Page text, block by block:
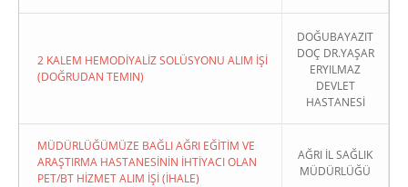
2 KALEM HEMODİYALİZ SOLÜSYONU ALIM İŞİ
(DOĞRUDAN TEMIN)
DOĞUBAYAZIT
DOÇ DR.YAŞAR
ERYILMAZ
DEVLET
HASTANESİ
MÜDÜRLÜĞÜMÜZE BAĞLI AĞRI EĞİTİM VE
ARAŞTIRMA HASTANESİNİN İHTİYACI OLAN
PET/BT HİZMET ALIM İŞİ (İHALE)
AĞRI İL SAĞLIK
MÜDÜRLÜĞÜ